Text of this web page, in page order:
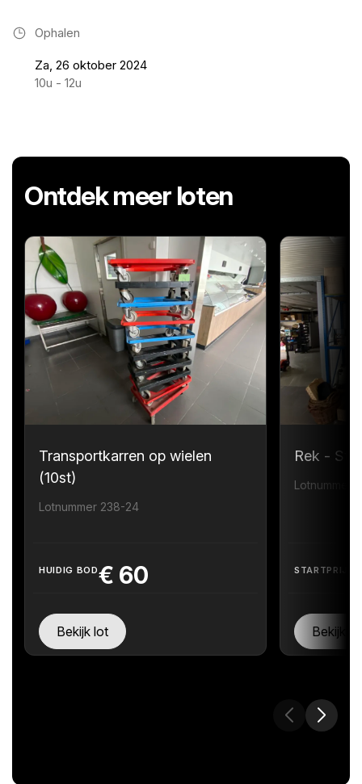
Ophalen
Za, 26 oktober 2024
10u - 12u
Ontdek meer loten
Transportkarren op wielen
(10st)
Lotnummer 238-24
HUIDIG BOD€ 60
Bekijk lot
Rek -
Lotnummer
STARTPRIJS
Bekijk